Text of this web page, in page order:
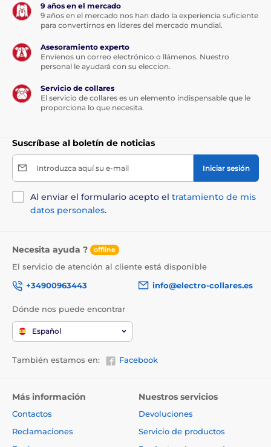
9 años en el mercado
9 años en el mercado nos han dado la experiencia suficiente
para convertirnos en líderes del mercado mundial.
Asesoramiento experto
Envíenos un correo electrónico o llámenos. Nuestro
personal le ayudará con su eleccion.
Servicio de collares
El servicio de collares es un elemento indispensable que le
proporciona lo que necesita.
Suscríbase al boletín de noticias
Introduzca aquí su e-mail Iniciar sesión
Al enviar el formulario acepto el tratamiento de mis
datos personales.
Necesita ayuda ? offline
El servicio de atención al cliente está disponible
+34900963443
info@electro-collares.es
Dónde nos puede encontrar
Español
También estamos en: Facebook
Más información
Contactos
Reclamaciones
Nuestros servicios
Devoluciones
Servicio de productos